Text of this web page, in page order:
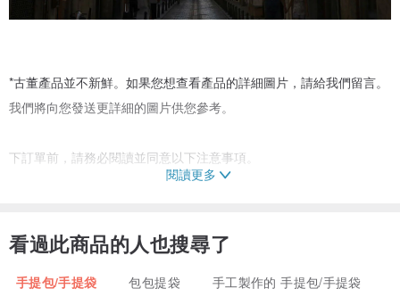
*古董產品並不新鮮。如果您想查看產品的詳細圖片，請給我們留言。
我們將向您發送更詳細的圖片供您參考。
下訂單前，請務必閱讀並同意以下注意事項。
------------------------------------------------
產品售出後不可退貨或換貨。如果您有任何疑問，請務必給我留言。
產品在多個網站上銷售。下訂單前，請務必聯絡我們確認庫存狀況。
所有產品均為正品、正品。
閱讀更多
看過此商品的人也搜尋了
手提包/手提袋 包包提袋 手工製作的 手提包/手提袋